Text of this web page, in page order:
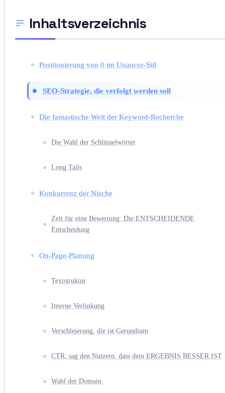
Inhaltsverzeichnis
Positionierung von 0 im Unancor-Stil
SEO-Strategie, die verfolgt werden soll
Die fantastische Welt der Keyword-Recherche
Die Wahl der Schlüsselwörter
Long Tails
Konkurrenz der Nische
Zeit für eine Bewertung: Die ENTSCHEIDENDE
Entscheidung
On-Page-Planung
Textstruktur
Interne Verlinkung
Verschleierung, die ist Gerundium
CTR, sag den Nutzern, dass dein ERGEBNIS BESSER IST
Wahl der Domain.